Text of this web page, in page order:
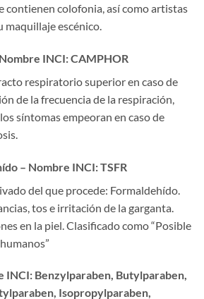
contienen colofonia, así como artistas
maquillaje escénico.
INCI: CAMPHOR
respiratorio superior en caso de
de la frecuencia de la respiración,
síntomas empeoran en caso de
– Nombre INCI: TSFR
del que procede: Formaldehído.
tos e irritación de la garganta.
en la piel. Clasificado como “Posible
INCI: Benzylparaben, Butylparaben,
Isopropylparaben,